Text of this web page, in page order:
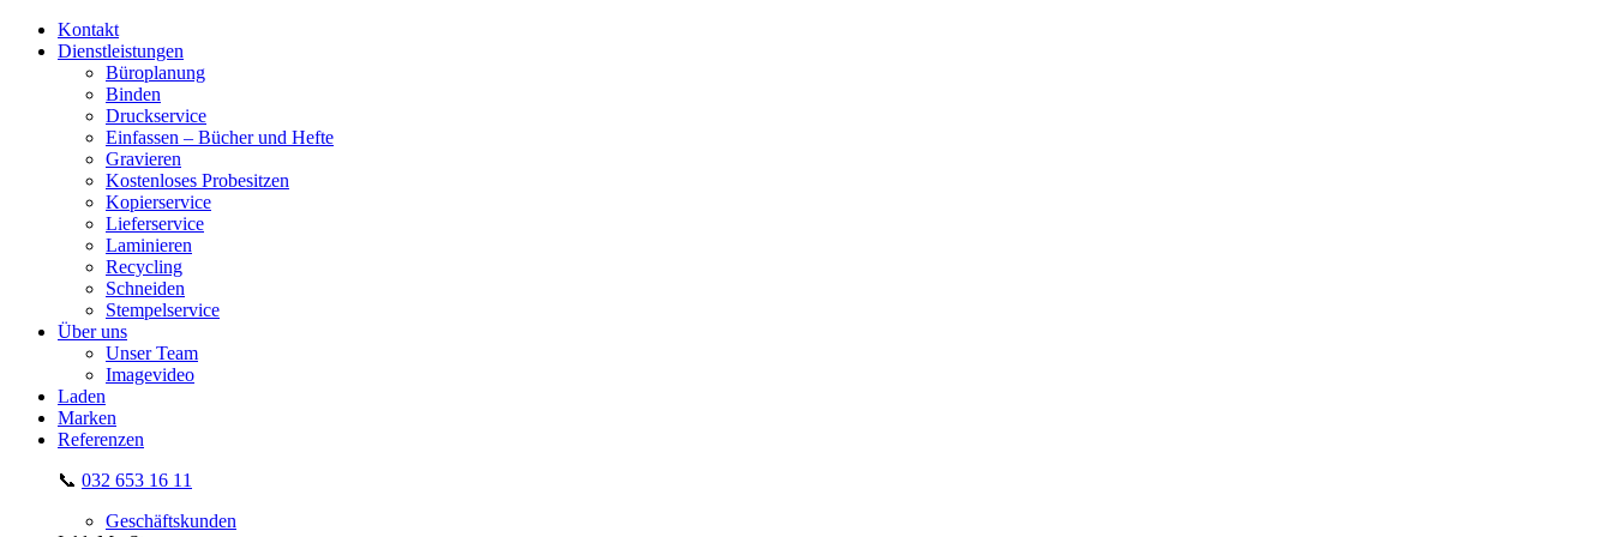
Kontakt
Dienstleistungen
Büroplanung
Binden
Druckservice
Einfassen – Bücher und Hefte
Gravieren
Kostenloses Probesitzen
Kopierservice
Lieferservice
Laminieren
Recycling
Schneiden
Stempelservice
Über uns
Unser Team
Imagevideo
Laden
Marken
Referenzen
📞 032 653 16 11
Geschäftskunden